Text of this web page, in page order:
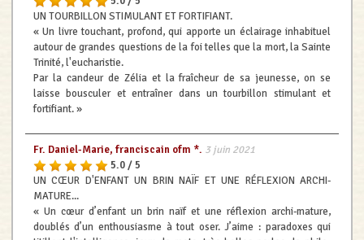
UN TOURBILLON STIMULANT ET FORTIFIANT.
« Un livre touchant, profond, qui apporte un éclairage inhabituel
autour de grandes questions de la foi telles que la mort, la Sainte
Trinité, l'eucharistie.
Par la candeur de Zélia et la fraîcheur de sa jeunesse, on se
laisse bousculer et entraîner dans un tourbillon stimulant et
fortifiant. »
Fr. Daniel-Marie, franciscain ofm *. 3 juin 2021
5.0 / 5
UN CŒUR D'ENFANT UN BRIN NAÏF ET UNE RÉFLEXION ARCHI-
MATURE...
« Un cœur d’enfant un brin naïf et une réflexion archi-mature,
doublés d’un enthousiasme à tout oser. J’aime : paradoxes qui